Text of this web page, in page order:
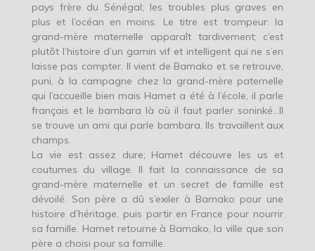
pays frère du Sénégal; les troubles plus graves en
plus et l’océan en moins. Le titre est trompeur: la
grand-mère maternelle apparaît tardivement; c’est
plutôt l’histoire d’un gamin vif et intelligent qui ne s’en
laisse pas compter. Il vient de Bamako et se retrouve,
puni, à la campagne chez la grand-mère paternelle
qui l’accueille bien mais Hamet a été à l’école, il parle
français et le bambara là où il faut parler soninké…Il
se trouve un ami qui parle bambara. Ils travaillent aux
champs.
La vie est assez dure; Hamet découvre les us et
coutumes du village. Il fait la connaissance de sa
grand-mère maternelle et un secret de famille est
dévoilé. Son père a dû s’exiler à Bamako pour une
histoire d’héritage, puis partir en France pour nourrir
sa famille. Hamet retourne à Bamako, la ville que son
père a choisi pour sa famille.